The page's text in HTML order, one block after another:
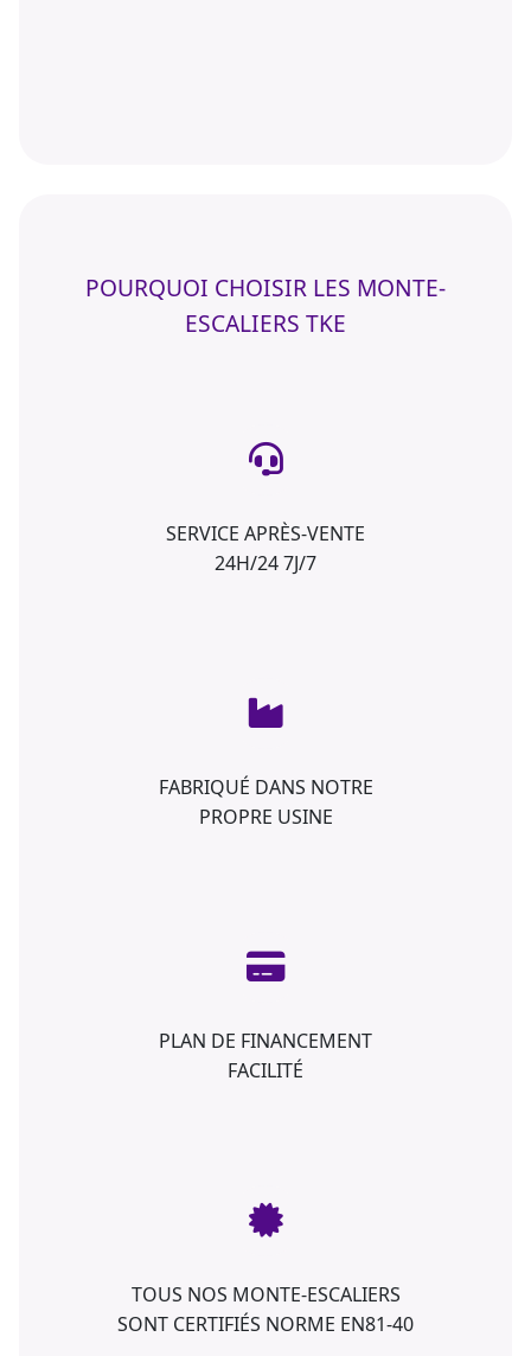
POURQUOI CHOISIR LES MONTE-
ESCALIERS TKE
SERVICE APRÈS-VENTE
24H/24 7J/7
FABRIQUÉ DANS NOTRE
PROPRE USINE
PLAN DE FINANCEMENT
FACILITÉ
TOUS NOS MONTE-ESCALIERS
SONT CERTIFIÉS NORME EN81-40